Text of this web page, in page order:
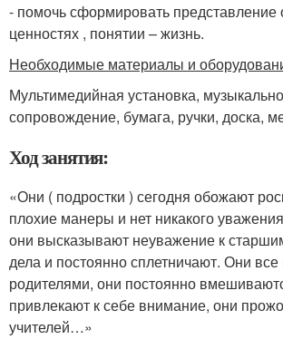
- помочь сформировать
ценностях , понятии – жизнь.
Необходимые материалы и
Мультимедийная установка,
сопровождение, бумага, ручки, доска,
Ход занятия:
«Они ( подростки ) сегодня обожают
плохие манеры и нет никакого
они высказывают неуважение к
дела и постоянно сплетничают. Они
родителями, они постоянно
привлекают к себе внимание, они
учителей…»